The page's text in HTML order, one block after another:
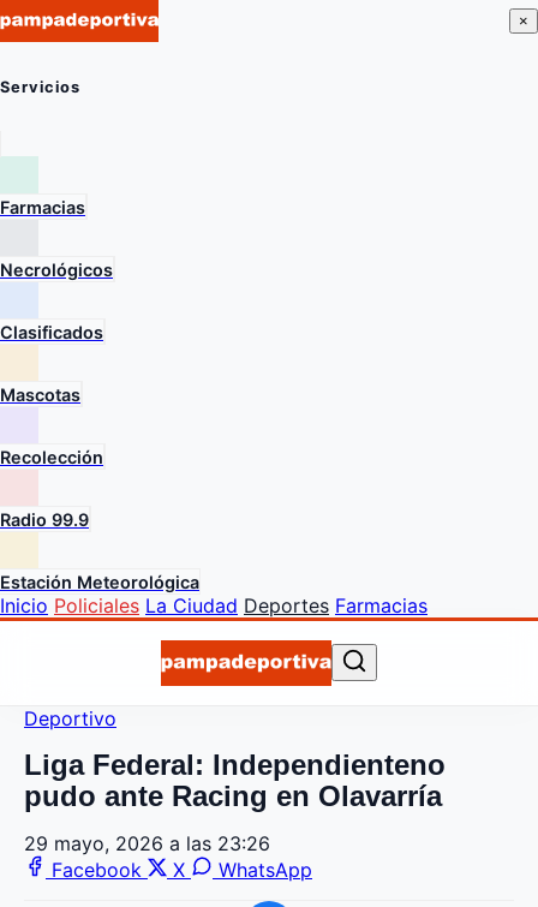
×
Servicios
Farmacias
Necrológicos
Clasificados
Mascotas
Recolección
Radio 99.9
Estación Meteorológica
Inicio Policiales La Ciudad Deportes Farmacias
Deportivo
Liga Federal: Independienteno
pudo ante Racing en Olavarría
29 mayo, 2026 a las 23:26
Facebook
X WhatsApp